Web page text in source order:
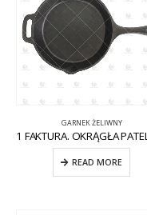
GARNEK ŻELIWNY
READ MORE